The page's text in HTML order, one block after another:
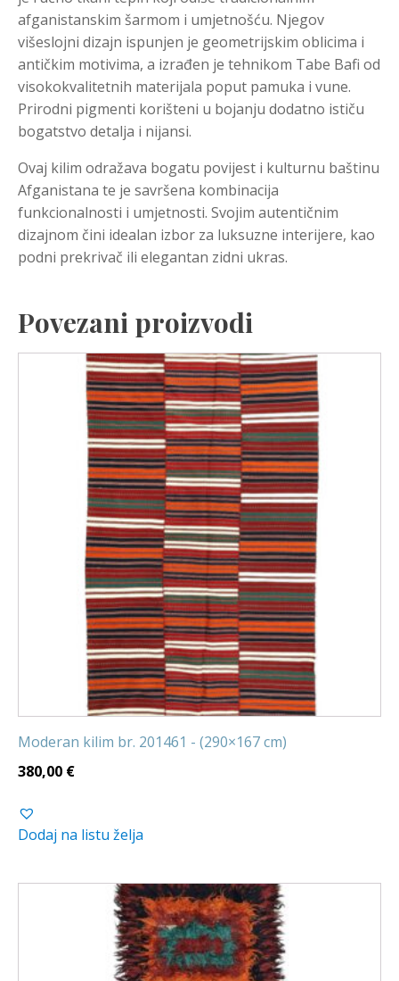
afganistanskim šarmom i umjetnošću. Njegov
višeslojni dizajn ispunjen je geometrijskim oblicima i
antičkim motivima, a izrađen je tehnikom Tabe Bafi od
visokokvalitetnih materijala poput pamuka i vune.
Prirodni pigmenti korišteni u bojanju dodatno ističu
bogatstvo detalja i nijansi.
Ovaj kilim odražava bogatu povijest i kulturnu baštinu
Afganistana te je savršena kombinacija
funkcionalnosti i umjetnosti. Svojim autentičnim
dizajnom čini idealan izbor za luksuzne interijere, kao
podni prekrivač ili elegantan zidni ukras.
Povezani proizvodi
Moderan kilim br. 201461 - (290×167 cm)
380,00 €
Dodaj na listu želja